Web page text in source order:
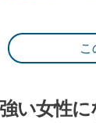
こ
い女性